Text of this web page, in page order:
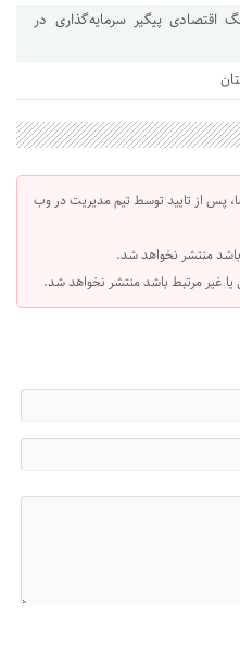
بابک زنجانی با ۱۱ هلدینگ اقتصادی پیگیر سرمایه‌گذاری در
پس از تایید توسط تیم مدیریت در وب
باشد منتشر نخواهد شد.
یا غیر مرتبط باشد منتشر نخواهد شد.